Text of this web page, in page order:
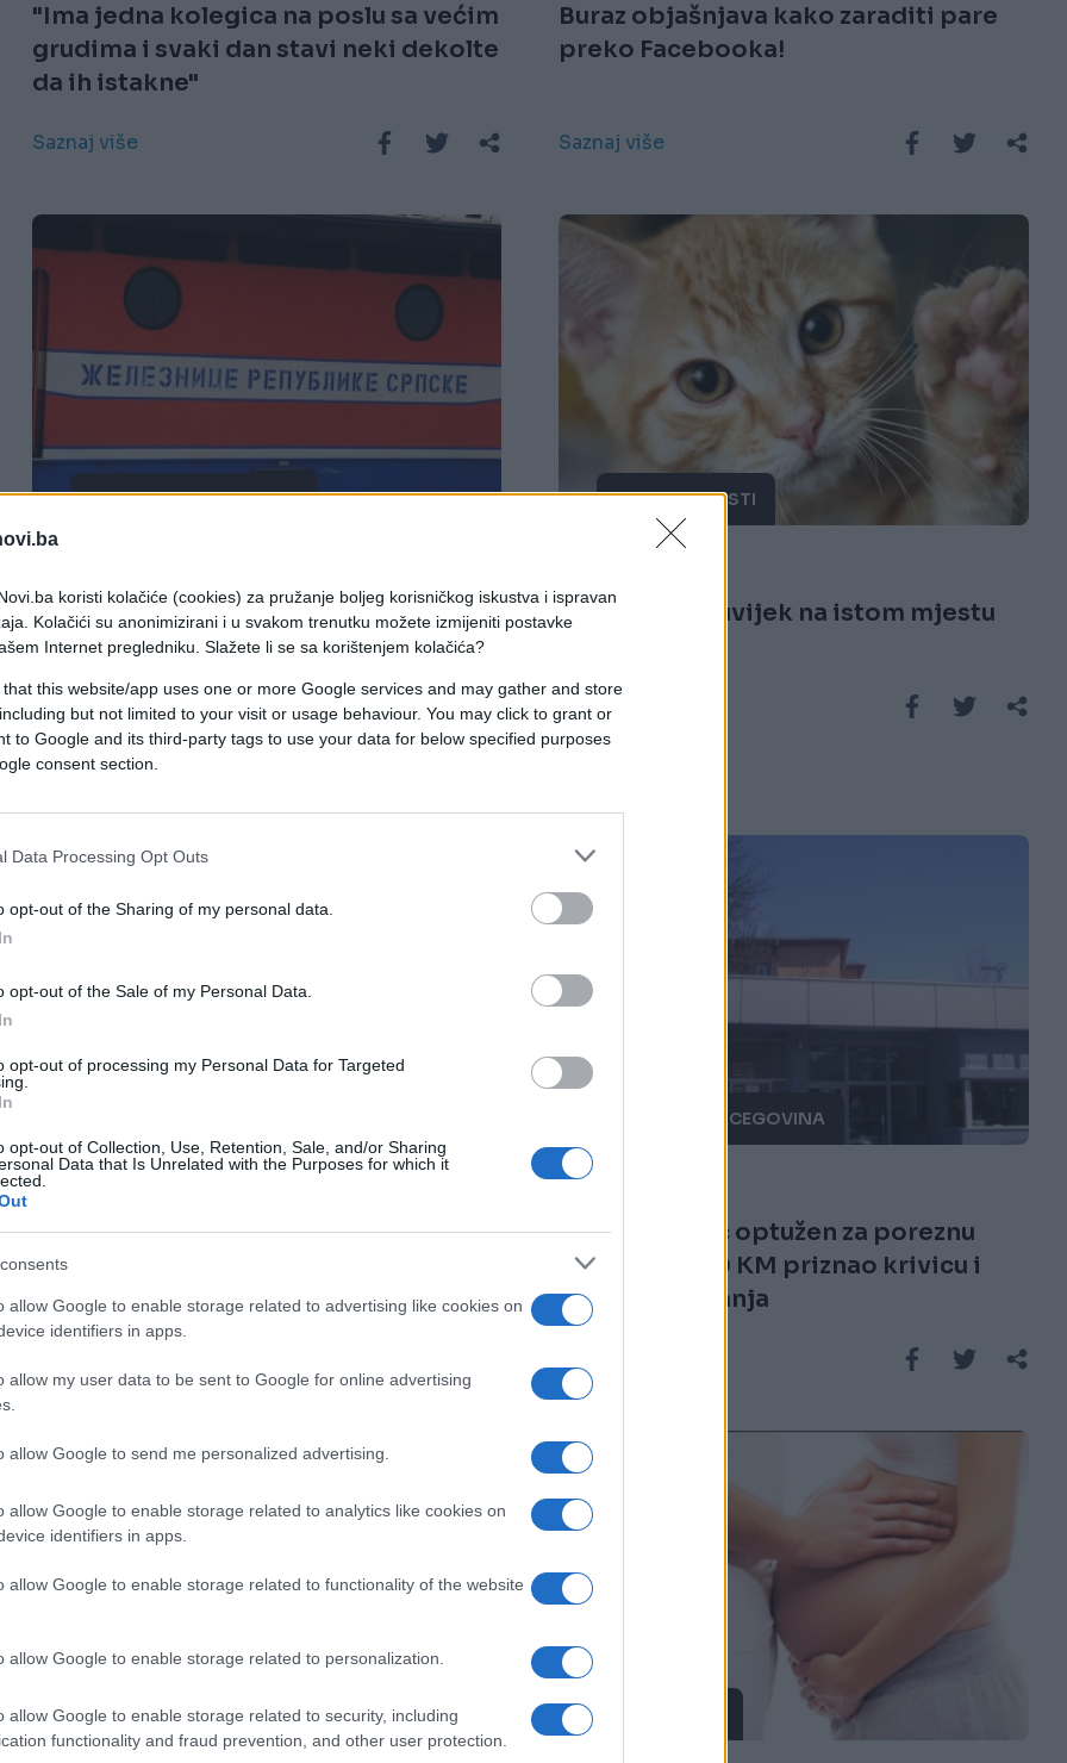
koristi kolačiće (cookies) za pružanje boljeg korisničkog iskustva i ispravan
Kolačići su anonimizirani i u svakom trenutku možete izmijeniti postavke
Internet pregledniku. Slažete li se sa korištenjem kolačića?
that this website/app uses one or more Google services and may gather and store
but not limited to your visit or usage behaviour. You may click to grant or
to Google and its third-party tags to use your data for below specified purposes
consent section.
Data Processing Opt Outs
opt-out of the Sharing of my personal data.
opt-out of the Sale of my Personal Data.
opt-out of processing my Personal Data for Targeted
opt-out of Collection, Use, Retention, Sale, and/or Sharing
Data that Is Unrelated with the Purposes for which it
allow Google to enable storage related to advertising like cookies on
identifiers in apps.
allow my user data to be sent to Google for online advertising
allow Google to send me personalized advertising.
allow Google to enable storage related to analytics like cookies on
identifiers in apps.
allow Google to enable storage related to functionality of the website
allow Google to enable storage related to personalization.
allow Google to enable storage related to security, including
functionality and fraud prevention, and other user protection.
"Ima jedna kolegica na poslu sa većim
grudima i svaki dan stavi neki dekolte
da ih istakne"
Saznaj više
Buraz objašnjava kako zaraditi pare
preko Facebooka!
Saznaj više
BOSNA I HERCEGOVINA
Putnički saobraćaj: "Željeznica RS"
pred gašenjem
Saznaj više
ZANIMLJIVOSTI
Vjerna maca uvijek na istom mjestu
Saznaj više
27.10.16. 18:01
'Još ne mogu da se priberem od toga
šta sam sinoć doživio'
BOSNA I HERCEGOVINA
27.10.16. 11:21
Milenko Nižić optužen za poreznu
utaju 100.000 KM priznao krivicu i
platio dugovanja
BIZNIS